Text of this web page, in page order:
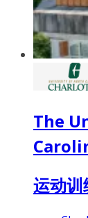
The
运动